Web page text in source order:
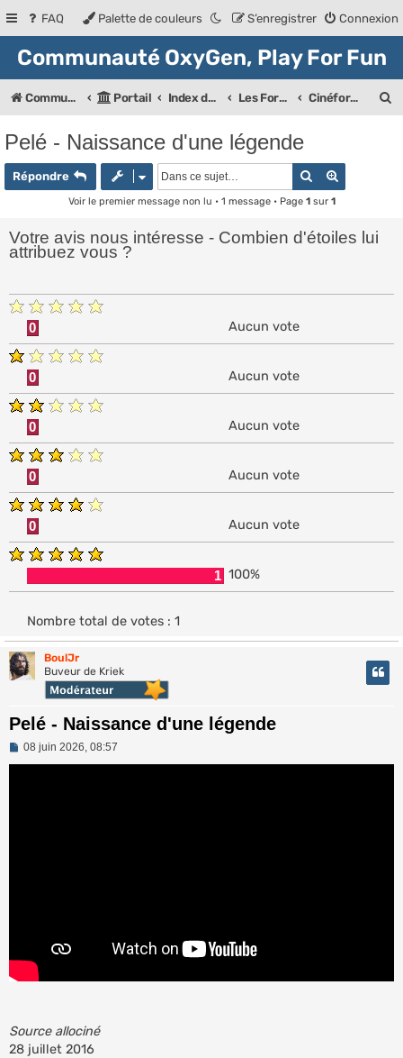
FAQ Connexion
S’enregistrer
Palette de couleurs
Communauté OxyGen, Play For Fun
Communauté OXyGeN Portail Index des forums Les Forums de la communauté Cinéforum
Pelé - Naissance d'une légende
Répondre Rechercher
Voir le premier message non lu • 1 message • Page 1sur 1
Votre avis nous intéresse - Combien d'étoiles lui
attribuez vous ?
0 Aucun vote
0 Aucun vote
0 Aucun vote
0 Aucun vote
0 Aucun vote
1 100%
Nombre total de votes : 1
BoulJr
Buveur de Kriek
Pelé - Naissance d'une légende
M
08 juin 2026, 08:57
Source allociné
28 juillet 2016